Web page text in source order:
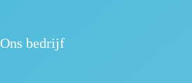
Ons bedrijf